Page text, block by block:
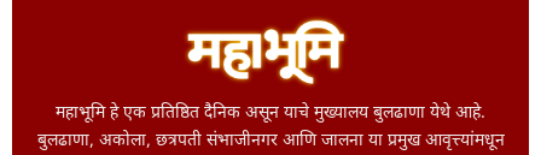
महाभूमि हे एक प्रतिष्ठित दैनिक असून याचे मुख्यालय बुलढाणा येथे आहे.
बुलढाणा, अकोला, छत्रपती संभाजीनगर आणि जालना या प्रमुख आवृत्त्यांमधून